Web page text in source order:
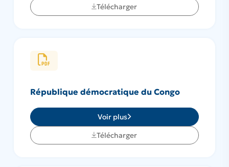
Télécharger
République démocratique du Congo
Voir plus
Télécharger